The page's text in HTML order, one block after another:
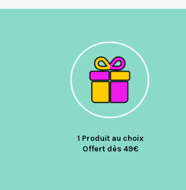
1 Produit au choix
Offert dès 49€